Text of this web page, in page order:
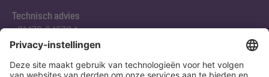
Technisch advies
+31 172-645704
Abonneert u zich op onze nieuwsbrief